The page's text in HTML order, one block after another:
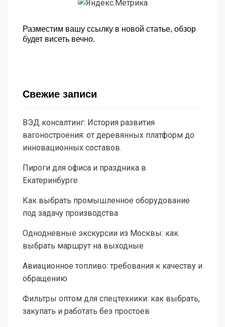
Разместим вашу ссылку в новой статье, обзор
будет висеть вечно.
Свежие записи
ВЭД консалтинг: История развития
вагоностроения: от деревянных платформ до
инновационных составов.
Пироги для офиса и праздника в
Екатеринбурге
Как выбрать промышленное оборудование
под задачу производства
Однодневные экскурсии из Москвы: как
выбрать маршрут на выходные
Авиационное топливо: требования к качеству и
обращению
Фильтры оптом для спецтехники: как выбрать,
закупать и работать без простоев